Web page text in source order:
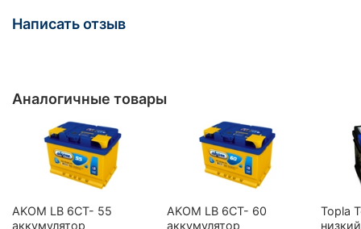
Написать отзыв
Аналогичные товары
AKOM LB 6CT- 55
аккумулятор
AKOM LB 6CT- 60
аккумулятор
Topla